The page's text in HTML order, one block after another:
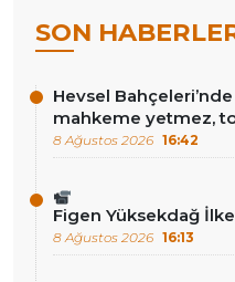
SON
Hevsel
mahkeme yetmez,
8 Ağustos 2026 16:42
Figen Yüksekdağ
8 Ağustos 2026 16:13